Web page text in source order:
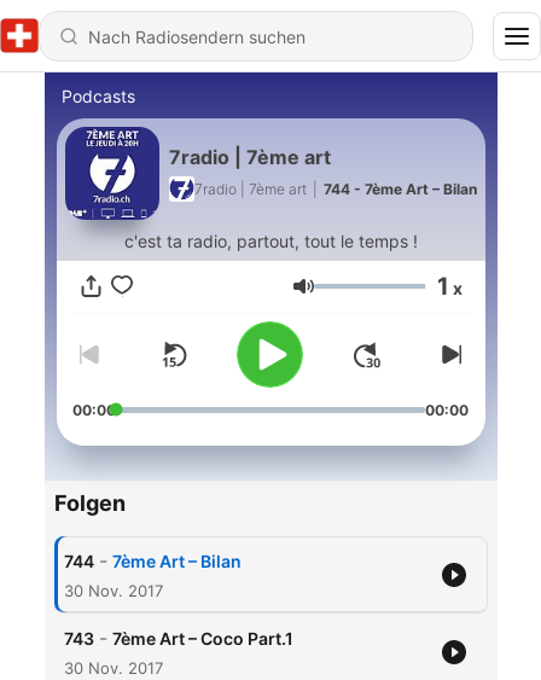
Podcasts
7radio | 7ème art
7radio | 7ème art 744 - 7ème Art – Bilan
c'est ta radio, partout, tout le temps !
Lautstärke 1 x
00:00 00:00
Folgen
744 - 7ème Art – Bilan
30 Nov. 2017
743 - 7ème Art – Coco Part.1
30 Nov. 2017